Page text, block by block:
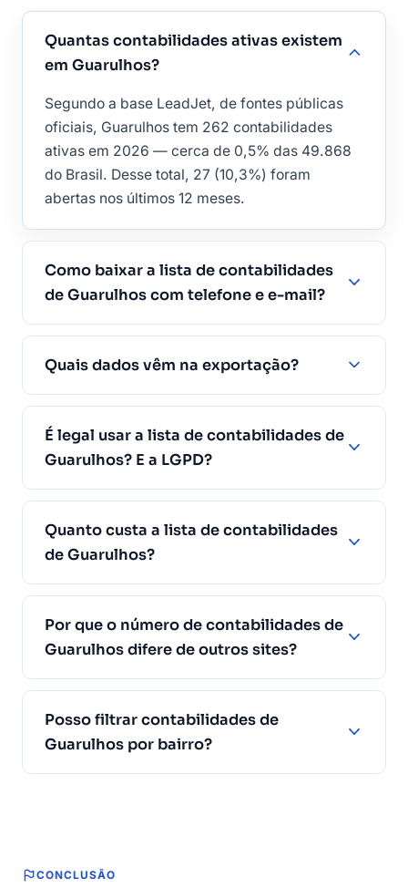
Quantas contabilidades ativas existem
em Guarulhos?
Segundo a base LeadJet, de fontes públicas
oficiais, Guarulhos tem 262 contabilidades
ativas em 2026 — cerca de 0,5% das 49.868
do Brasil. Desse total, 27 (10,3%) foram
abertas nos últimos 12 meses.
Como baixar a lista de contabilidades
de Guarulhos com telefone e e-mail?
Quais dados vêm na exportação?
É legal usar a lista de contabilidades de
Guarulhos? E a LGPD?
Quanto custa a lista de contabilidades
de Guarulhos?
Por que o número de contabilidades de
Guarulhos difere de outros sites?
Posso filtrar contabilidades de
Guarulhos por bairro?
CONCLUSÃO